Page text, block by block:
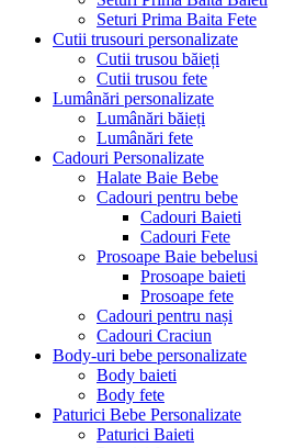
Seturi Prima Baita Fete
Cutii trusouri personalizate
Cutii trusou băieți
Cutii trusou fete
Lumânări personalizate
Lumânări băieți
Lumânări fete
Cadouri Personalizate
Halate Baie Bebe
Cadouri pentru bebe
Cadouri Baieti
Cadouri Fete
Prosoape Baie bebelusi
Prosoape baieti
Prosoape fete
Cadouri pentru nași
Cadouri Craciun
Body-uri bebe personalizate
Body baieti
Body fete
Paturici Bebe Personalizate
Paturici Baieti